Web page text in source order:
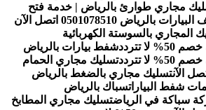
مجاري طوارئ بالرياض | خدمة فتح
تنظيف البيارات بالرياض 0501078510 اتصل الآن
المجاري بالسوستة الكهربائية
شفط بيارات بالرياض
تسليك مجاري الحمام
تسليك مجاري بالضغط بالرياض
سباك بالرياض
تسليك مجاري المطابخ